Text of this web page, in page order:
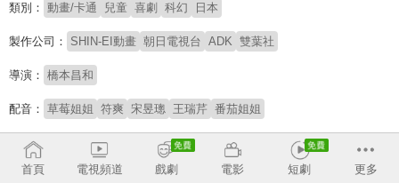
類別： 動畫/卡通 兒童 喜劇 科幻 日本
製作公司： SHIN-EI動畫 朝日電視台 ADK 雙葉社
導演： 橋本昌和
配音： 草莓姐姐 符爽 宋昱璁 王瑞芹 番茄姐姐
原著： 臼井儀人
首頁 電視頻道 戲劇 電影 短劇 更多